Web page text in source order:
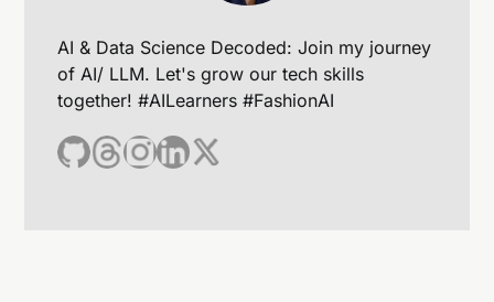
AI & Data Science Decoded: Join my journey
of AI/ LLM. Let's grow our tech skills
together! #AILearners #FashionAI